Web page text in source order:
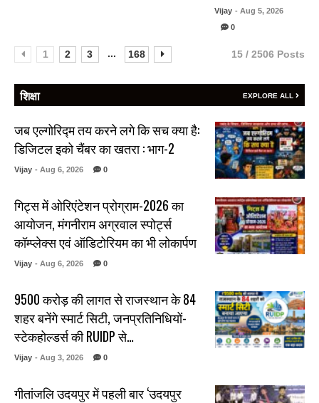
Vijay - Aug 5, 2026
0
1 2 3 ... 168 15 / 2506 Posts
शिक्षा EXPLORE ALL
जब एल्गोरिद्म तय करने लगे कि सच क्या है:
डिजिटल इको चैंबर का खतरा : भाग-2
Vijay - Aug 6, 2026 0
गिट्स में ओरिएंटेशन प्रोग्राम-2026 का
आयोजन, मंगनीराम अग्रवाल स्पोर्ट्स
कॉम्प्लेक्स एवं ऑडिटोरियम का भी लोकार्पण
Vijay - Aug 6, 2026 0
₹9500 करोड़ की लागत से राजस्थान के 84
शहर बनेंगे स्मार्ट सिटी, जनप्रतिनिधियों-
स्टेकहोल्डर्स की RUIDP से…
Vijay - Aug 3, 2026 0
गीतांजलि उदयपुर में पहली बार ‘उदयपुर